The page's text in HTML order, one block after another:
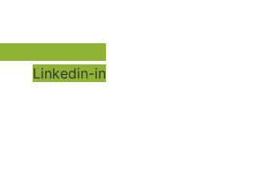
Linkedin-in